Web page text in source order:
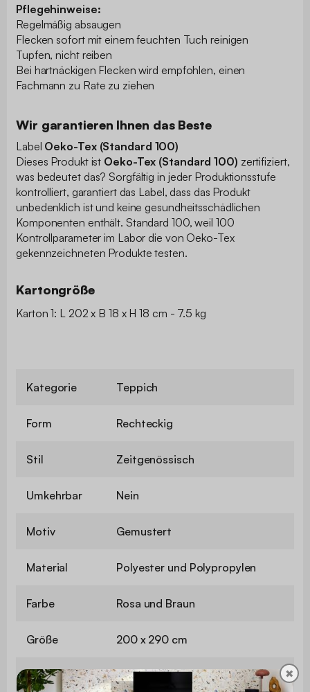
Pflegehinweise:
Regelmäßig absaugen
Flecken sofort mit einem feuchten Tuch reinigen
Tupfen, nicht reiben
Bei hartnäckigen Flecken wird empfohlen, einen
Fachmann zu Rate zu ziehen
Wir garantieren Ihnen das Beste
Label Oeko-Tex (Standard 100)
Dieses Produkt ist Oeko-Tex (Standard 100) zertifiziert,
was bedeutet das? Sorgfältig in jeder Produktionsstufe
kontrolliert, garantiert das Label, dass das Produkt
unbedenklich ist und keine gesundheitsschädlichen
Komponenten enthält. Standard 100, weil 100
Kontrollparameter im Labor die von Oeko-Tex
gekennzeichneten Produkte testen.
Kartongröße
Karton 1: L 202 x B 18 x H 18 cm - 7.5 kg
Kategorie Teppich
Form Rechteckig
Stil Zeitgenössisch
Umkehrbar Nein
Motiv Gemustert
Material Polyester und Polypropylen
Farbe Rosa und Braun
Größe 200 x 290 cm
Florhöhe 0,7 cm ✖